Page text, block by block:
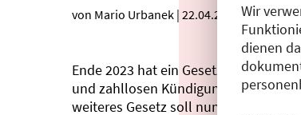
Wir
dienen
von Mario Urbanek |22.04.2026
Ende 2023 hat ein Gesetz des
und zahllosen Kündigungen von
weiteres Gesetz soll nun für Klarheit